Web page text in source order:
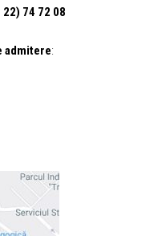
22) 74 72 08
admitere: